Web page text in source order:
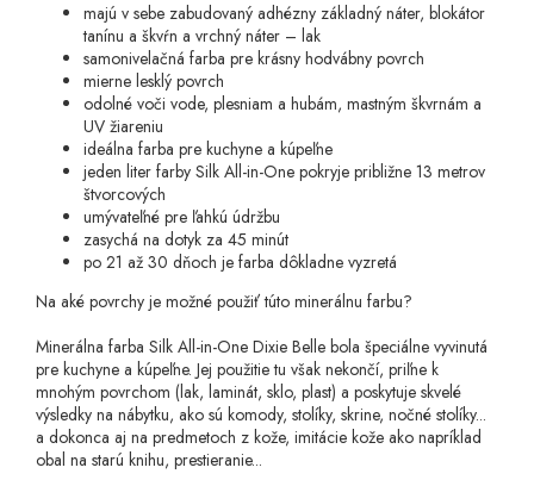
majú v sebe zabudovaný adhézny základný náter, blokátor
tanínu a škvŕn a vrchný náter – lak
samonivelačná farba pre krásny hodvábny povrch
mierne lesklý povrch
odolné voči vode, plesniam a hubám, mastným škvrnám a
UV žiareniu
ideálna farba pre kuchyne a kúpeľne
jeden liter farby Silk All-in-One pokryje približne 13 metrov
štvorcových
umývateľné pre ľahkú údržbu
zasychá na dotyk za 45 minút
po 21 až 30 dňoch je farba dôkladne vyzretá
Na aké povrchy je možné použiť túto minerálnu farbu?
Minerálna farba Silk All-in-One Dixie Belle bola špeciálne vyvinutá
pre kuchyne a kúpeľne. Jej použitie tu však nekončí, priľne k
mnohým povrchom (lak, laminát, sklo, plast) a poskytuje skvelé
výsledky na nábytku, ako sú komody, stolíky, skrine, nočné stolíky...
a dokonca aj na predmetoch z kože, imitácie kože ako napríklad
obal na starú knihu, prestieranie...